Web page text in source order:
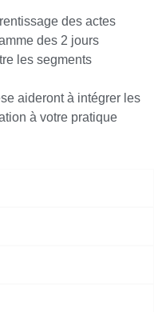
des actes
des 2 jours
les segments
aideront à intégrer les
à votre pratique